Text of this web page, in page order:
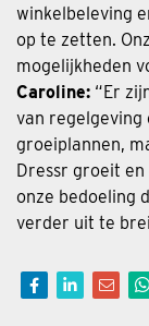
winkelbeleving
op te zetten.
mogelijkheden
Caroline: “Er
van regelgeving
groeiplannen,
Dressr groeit
onze bedoeling
verder uit te